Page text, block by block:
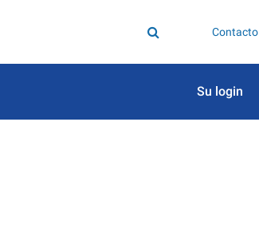
Contacto
Su login